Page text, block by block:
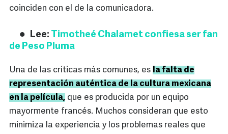
coinciden con el de la comunicadora.
Lee: Timotheé Chalamet confiesa ser fan
de Peso Pluma
Una de las críticas más comunes, es la falta de
representación auténtica de la cultura mexicana
en la película, que es producida por un equipo
mayormente francés. Muchos consideran que esto
minimiza la experiencia y los problemas reales que